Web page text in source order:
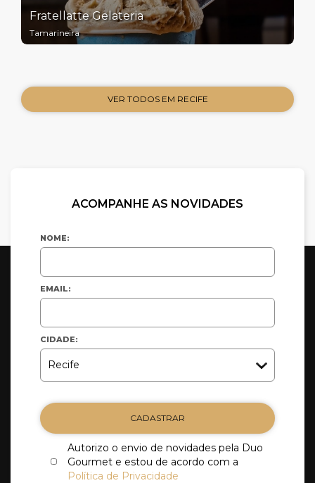
Fratellatte Gelateria
Tamarineira
VER TODOS EM RECIFE
ACOMPANHE AS NOVIDADES
NOME:
EMAIL:
CIDADE:
CADASTRAR
Autorizo o envio de novidades pela Duo
Gourmet e estou de acordo com a
Política de Privacidade